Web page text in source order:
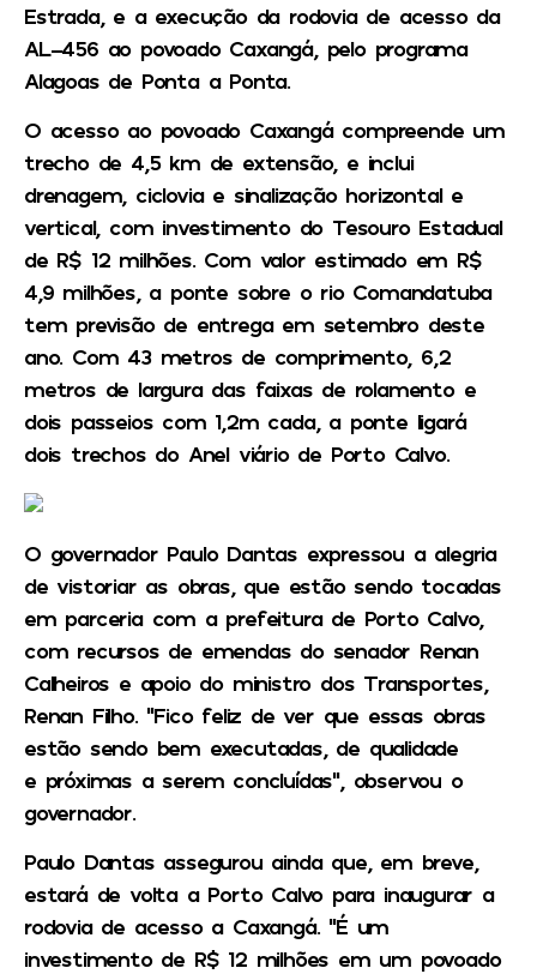
Estrada, e a execução da rodovia de acesso da
AL-456 ao povoado Caxangá, pelo programa
Alagoas de Ponta a Ponta.
O acesso ao povoado Caxangá compreende um
trecho de 4,5 km de extensão, e inclui
drenagem, ciclovia e sinalização horizontal e
vertical, com investimento do Tesouro Estadual
de R$ 12 milhões. Com valor estimado em R$
4,9 milhões, a ponte sobre o rio Comandatuba
tem previsão de entrega em setembro deste
ano. Com 43 metros de comprimento, 6,2
metros de largura das faixas de rolamento e
dois passeios com 1,2m cada, a ponte ligará
dois trechos do Anel viário de Porto Calvo.
O governador Paulo Dantas expressou a alegria
de vistoriar as obras, que estão sendo tocadas
em parceria com a prefeitura de Porto Calvo,
com recursos de emendas do senador Renan
Calheiros e apoio do ministro dos Transportes,
Renan Filho. “Fico feliz de ver que essas obras
estão sendo bem executadas, de qualidade
e próximas a serem concluídas”, observou o
governador.
Paulo Dantas assegurou ainda que, em breve,
estará de volta a Porto Calvo para inaugurar a
rodovia de acesso a Caxangá. “É um
investimento de R$ 12 milhões em um povoado